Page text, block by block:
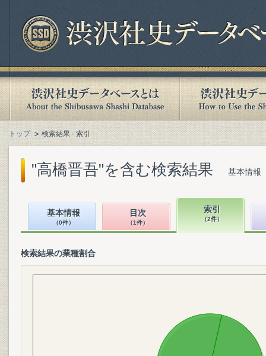
トップ 検索結果 - 索引
"高橋晋吾"を含む検索結果 基本情報
基本情報
（0件）
目次
（1件）
索引
（2件）
検索結果の業種割合